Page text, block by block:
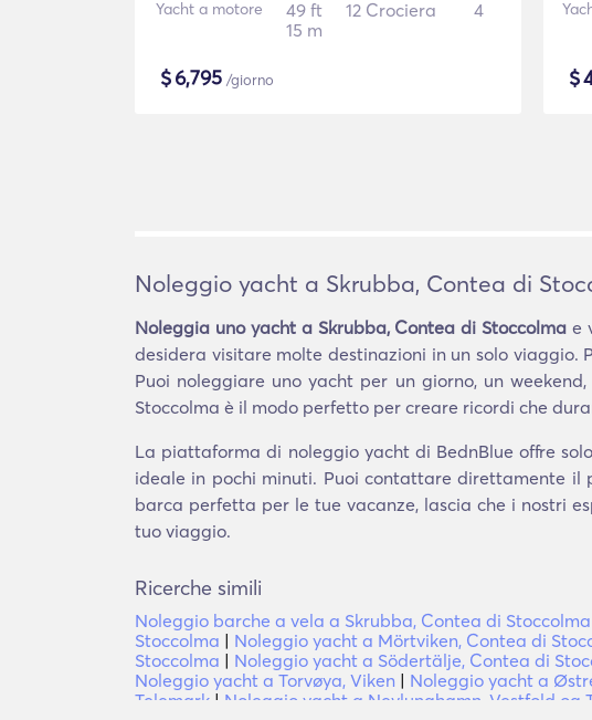
Yacht a motore
49 ft
15 m
12 Crociera 4
$6,795 /giorno $
Noleggio yacht a Skrubba, Contea di
Noleggia uno yacht a Skrubba, Contea di Stoccolma e
desidera visitare molte destinazioni in un solo
Puoi noleggiare uno yacht per un giorno, un
Stoccolma è il modo perfetto per creare ricordi che
La piattaforma di noleggio yacht di BednBlue offre
ideale in pochi minuti. Puoi contattare direttamente il
barca perfetta per le tue vacanze, lascia che i nostri
tuo viaggio.
Ricerche simili
Noleggio barche a vela a Skrubba, Contea di Stoccolma
Stoccolma | Noleggio yacht a Mörtviken, Contea di
Stoccolma | Noleggio yacht a Södertälje, Contea di
Noleggio yacht a Torvøya, Viken | Noleggio yacht a
Telemark | Noleggio yacht a Nevlunghamn, Vestfold og